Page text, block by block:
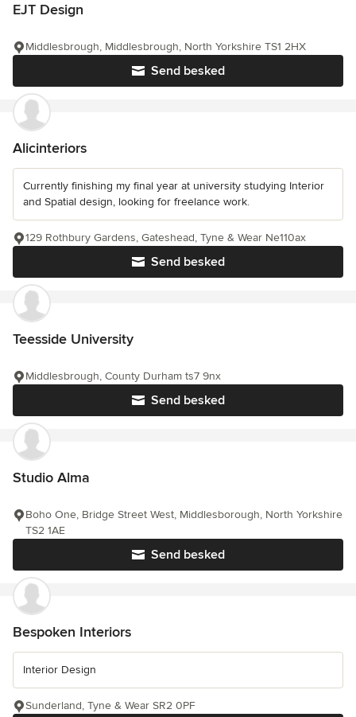
EJT Design
Send besked
Middlesbrough, Middlesbrough, North Yorkshire TS1 2HX
Alicinteriors
Currently finishing my final year at university studying Interior
and Spatial design, looking for freelance work.
Send besked
129 Rothbury Gardens, Gateshead, Tyne & Wear Ne110ax
Teesside University
Send besked
Middlesbrough, County Durham ts7 9nx
Studio Alma
Send besked
Boho One, Bridge Street West, Middlesborough, North Yorkshire
TS2 1AE
Bespoken Interiors
Interior Design
Sunderland, Tyne & Wear SR2 0PF